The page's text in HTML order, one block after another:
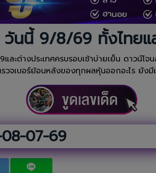
นนี้ 9/8/69 ทั้งไทยแล
ต่างประเทศครบรอบเช้าบ่ายเย็น ดาวน์โ
วจเบอร์ย้อนหลังของทุกผลหุ้นออกอะไร ยัง
07-69